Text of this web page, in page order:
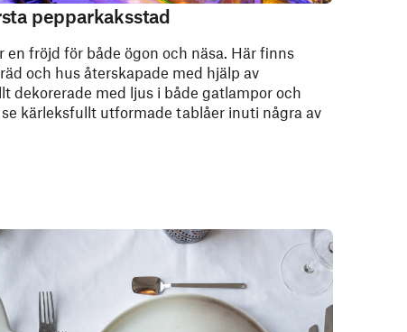
pepparkaksstad
en fröjd för både ögon och näsa. Här finns
och hus återskapade med hjälp av
dekorerade med ljus i både gatlampor och
kärleksfullt utformade tablåer inuti några av